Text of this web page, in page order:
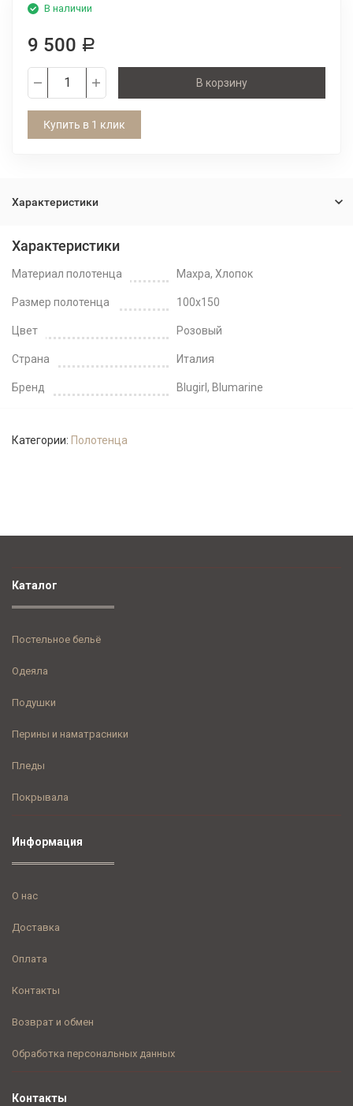
В наличии
9 500 Р
В корзину
Купить в 1 клик
Характеристики
Характеристики
Материал полотенца Махра, Хлопок
Размер полотенца 100x150
Цвет Розовый
Страна Италия
Бренд Blugirl, Blumarine
Категории: Полотенца
Контакты
Каталог
Постельное бельё
Одеяла
Подушки
Перины и наматрасники
Пледы
Покрывала
Информация
О нас
Доставка
Оплата
Контакты
Возврат и обмен
Обработка персональных данных